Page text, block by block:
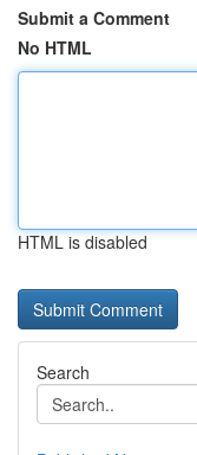
Submit a Comment
No HTML
HTML is disabled
Search